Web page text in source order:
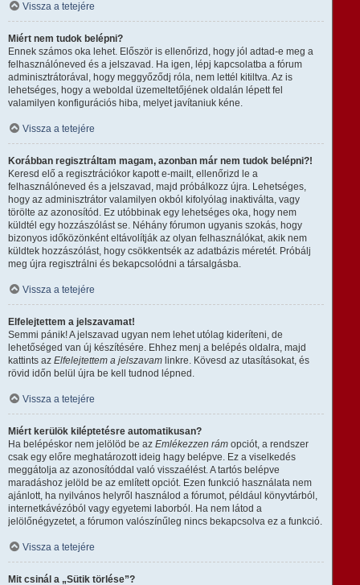
Vissza a tetejére
Miért nem tudok belépni?
Ennek számos oka lehet. Először is ellenőrizd, hogy jól adtad-e meg a
felhasználóneved és a jelszavad. Ha igen, lépj kapcsolatba a fórum
adminisztrátorával, hogy meggyőződj róla, nem lettél kitiltva. Az is
lehetséges, hogy a weboldal üzemeltetőjének oldalán lépett fel
valamilyen konfigurációs hiba, melyet javítaniuk kéne.
Vissza a tetejére
Korábban regisztráltam magam, azonban már nem tudok belépni?!
Keresd elő a regisztrációkor kapott e-mailt, ellenőrizd le a
felhasználóneved és a jelszavad, majd próbálkozz újra. Lehetséges,
hogy az adminisztrátor valamilyen okból kifolyólag inaktiválta, vagy
törölte az azonosítód. Ez utóbbinak egy lehetséges oka, hogy nem
küldtél egy hozzászólást se. Néhány fórumon ugyanis szokás, hogy
bizonyos időközönként eltávolítják az olyan felhasználókat, akik nem
küldtek hozzászólást, hogy csökkentsék az adatbázis méretét. Próbálj
meg újra regisztrálni és bekapcsolódni a társalgásba.
Vissza a tetejére
Elfelejtettem a jelszavamat!
Semmi pánik! A jelszavad ugyan nem lehet utólag kideríteni, de
lehetőséged van új készítésére. Ehhez menj a belépés oldalra, majd
kattints az Elfelejtettem a jelszavam linkre. Kövesd az utasításokat, és
rövid időn belül újra be kell tudnod lépned.
Vissza a tetejére
Miért kerülök kiléptetésre automatikusan?
Ha belépéskor nem jelölöd be az Emlékezzen rám opciót, a rendszer
csak egy előre meghatározott ideig hagy belépve. Ez a viselkedés
meggátolja az azonosítóddal való visszaélést. A tartós belépve
maradáshoz jelöld be az említett opciót. Ezen funkció használata nem
ajánlott, ha nyilvános helyről használod a fórumot, például könyvtárból,
internetkávézóból vagy egyetemi laborból. Ha nem látod a
jelölőnégyzetet, a fórumon valószínűleg nincs bekapcsolva ez a funkció.
Vissza a tetejére
Mit csinál a „Sütik törlése”?